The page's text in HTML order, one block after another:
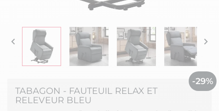
 
-29%
TABAGON - FAUTEUIL RELAX ET
RELEVEUR BLEU